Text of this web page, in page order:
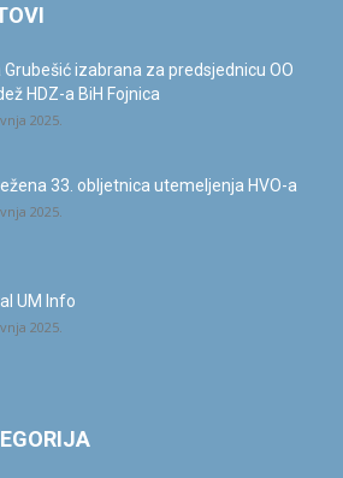
Grubešić izabrana za predsjednicu OO
HDZ-a BiH Fojnica
2025.
33. obljetnica utemeljenja HVO-a
2025.
UM Info
2025.